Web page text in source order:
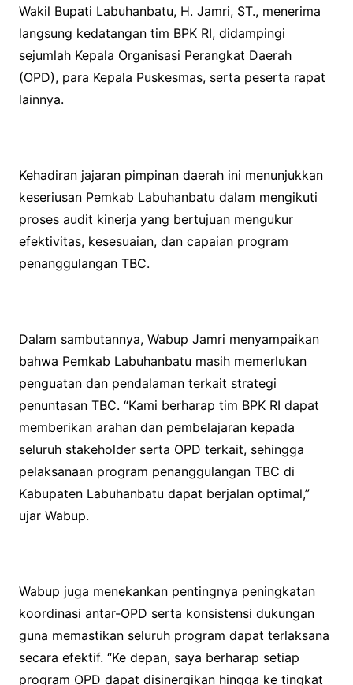
Wakil Bupati Labuhanbatu, H. Jamri, ST., menerima
langsung kedatangan tim BPK RI, didampingi
sejumlah Kepala Organisasi Perangkat Daerah
(OPD), para Kepala Puskesmas, serta peserta rapat
lainnya.
Kehadiran jajaran pimpinan daerah ini menunjukkan
keseriusan Pemkab Labuhanbatu dalam mengikuti
proses audit kinerja yang bertujuan mengukur
efektivitas, kesesuaian, dan capaian program
penanggulangan TBC.
Dalam sambutannya, Wabup Jamri menyampaikan
bahwa Pemkab Labuhanbatu masih memerlukan
penguatan dan pendalaman terkait strategi
penuntasan TBC. “Kami berharap tim BPK RI dapat
memberikan arahan dan pembelajaran kepada
seluruh stakeholder serta OPD terkait, sehingga
pelaksanaan program penanggulangan TBC di
Kabupaten Labuhanbatu dapat berjalan optimal,”
ujar Wabup.
Wabup juga menekankan pentingnya peningkatan
koordinasi antar-OPD serta konsistensi dukungan
guna memastikan seluruh program dapat terlaksana
secara efektif. “Ke depan, saya berharap setiap
program OPD dapat disinergikan hingga ke tingkat